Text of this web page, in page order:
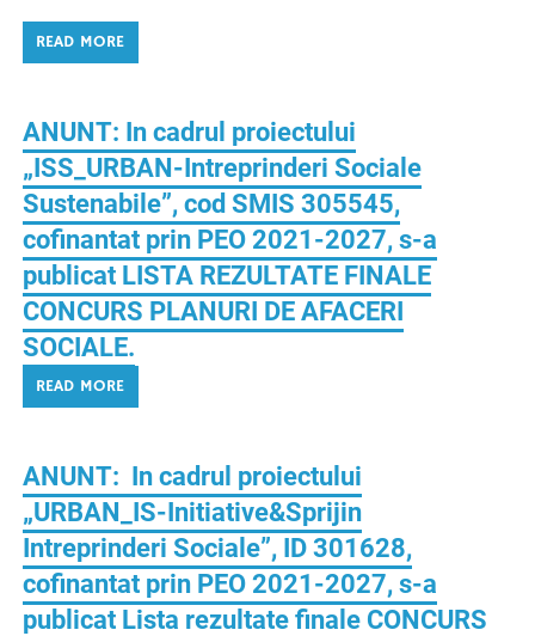
READ MORE
ANUNT: In cadrul proiectului
„ISS_URBAN-Intreprinderi Sociale
Sustenabile”, cod SMIS 305545,
cofinantat prin PEO 2021-2027, s-a
publicat LISTA REZULTATE FINALE
CONCURS PLANURI DE AFACERI
SOCIALE.
READ MORE
ANUNT: In cadrul proiectului
„URBAN_IS-Initiative&Sprijin
Intreprinderi Sociale”, ID 301628,
cofinantat prin PEO 2021-2027, s-a
publicat Lista rezultate finale CONCURS